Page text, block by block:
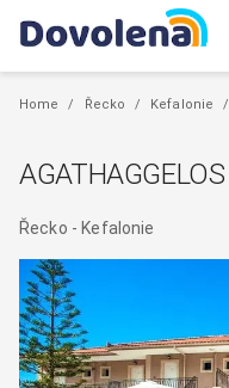
Home / Řecko / Kefalonie /
AGATHAGGELOS
Řecko - Kefalonie